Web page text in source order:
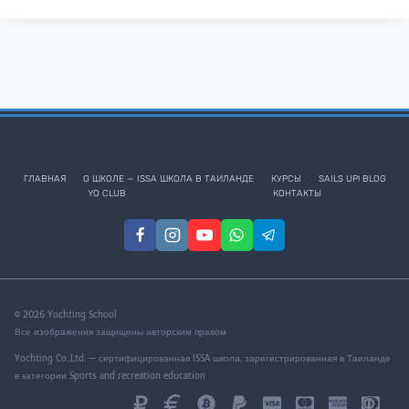
ГЛАВНАЯ О ШКОЛЕ — ISSA ШКОЛА В ТАИЛАНДЕ КУРСЫ
SAILS UP! BLOG
YO CLUB
КОНТАКТЫ
© 2026 Yochting School
Все изображения защищены авторским правом
Yochting Co.,Ltd. — сертифицированная ISSA школа, зарегистрированная в Таиланде
в категории Sports and recreation education